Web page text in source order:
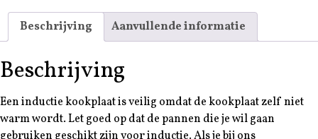
Beschrijving Aanvullende informatie
Beschrijving
Een inductie kookplaat is veilig omdat de kookplaat zelf niet
warm wordt. Let goed op dat de pannen die je wil gaan